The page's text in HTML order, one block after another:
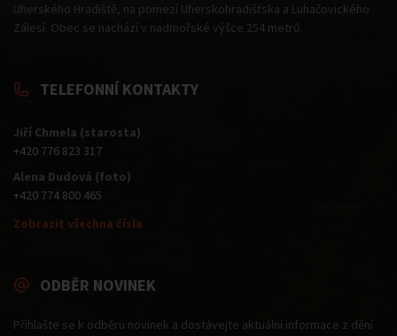
Uherského Hradiště, na pomezí Uherskohradišťska a Luhačovického
Zálesí. Obec se nachází v nadmořské výšce 254 metrů.
TELEFONNÍ KONTAKTY
Jiří Chmela (starosta)
+420 776 823 317
Alena Dudová (foto)
+420 774 800 465
Zobrazit všechna čísla
ODBĚR NOVINEK
Přihlašte se k odběru novinek a dostávejte aktuální informace z dění